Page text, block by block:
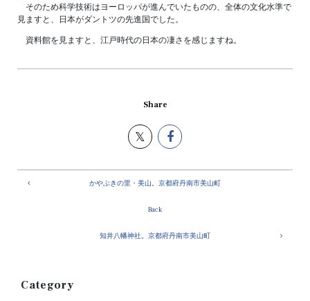
そのため科学技術はヨーロッパが進んでいたものの、全体の文化水準で
見ますと、日本がダントツの先進国でした。
資料館を見ますと、江戸時代の日本の凄さを感じますね。
Share
かやぶきの里・美山。京都府丹南市美山町
Back
知井八幡神社。京都府丹南市美山町
Category